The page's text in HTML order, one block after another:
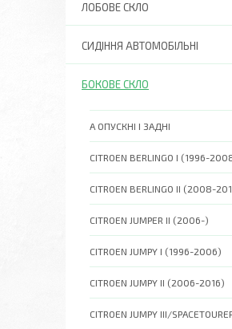
ЛОБОВЕ СКЛО
СИДІННЯ АВТОМОБІЛЬНІ
БОКОВЕ СКЛО
A ОПУСКНІ І ЗАДНІ
CITROEN BERLINGO I (1996-
CITROEN BERLINGO II (2008-
CITROEN JUMPER II (2006-)
CITROEN JUMPY I (1996-2006)
CITROEN JUMPY II (2006-2016)
CITROEN JUMPY III/